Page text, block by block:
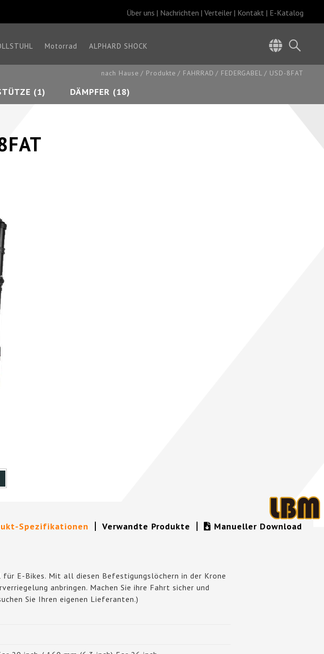
Über uns Nachrichten Verteiler Kontakt E-Katalog
Motorrad ALPHARD SHOCK
nach Hause Produkte FAHRRAD FEDERGABEL USD-8FAT
(1) DÄMPFER (18)
Spezifikationen Verwandte Produkte Manueller Download
E-Bikes. Mit all diesen Befestigungslöchern in der Krone
anbringen. Machen Sie ihre Fahrt sicher und
Sie Ihren eigenen Lieferanten.)